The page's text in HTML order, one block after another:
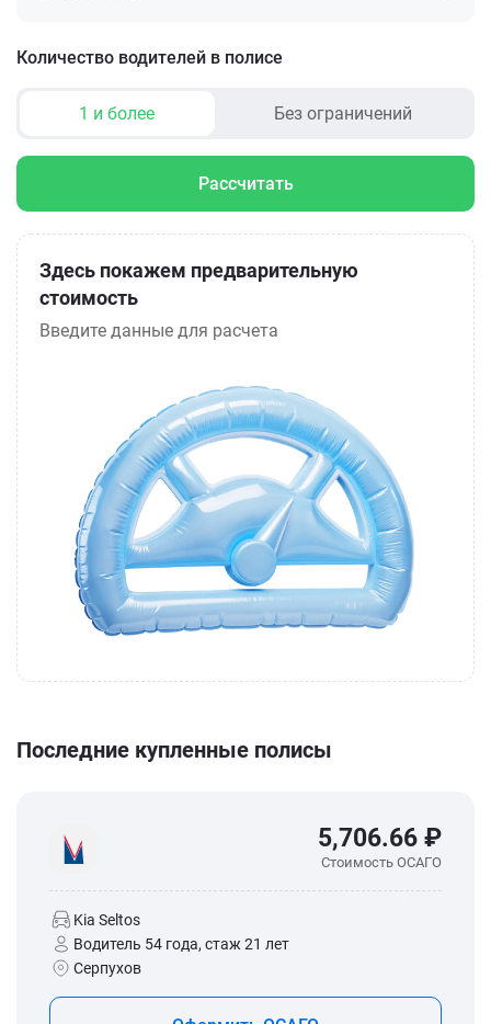
Количество водителей в полисе
1 и более Без ограничений
Рассчитать
Здесь покажем предварительную
стоимость
Введите данные для расчета
Последние купленные полисы
5,706.66 ₽
Стоимость ОСАГО
Kia Seltos
Водитель 54 года, стаж 21 лет
Серпухов